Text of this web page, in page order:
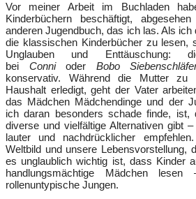
Vor meiner Arbeit im Buchladen
Kinderbüchern beschäftigt,
anderen Jugendbuch, das ich las. Als
die klassischen Kinderbücher zu lesen,
Unglauben und Enttäuschung:
bei Connioder Bobo
konservativ. Während die Mutter
Haushalt erledigt, geht der Vater
das Mädchen Mädchendinge und der
ich daran besonders schade finde, ist,
diverse und vielfältige Alternativen gibt
lauter und nachdrücklicher
Weltbild und unsere Lebensvorstellung,
es unglaublich wichtig ist, dass Kinder
handlungsmächtige Mädchen
rollenuntypische Jungen.